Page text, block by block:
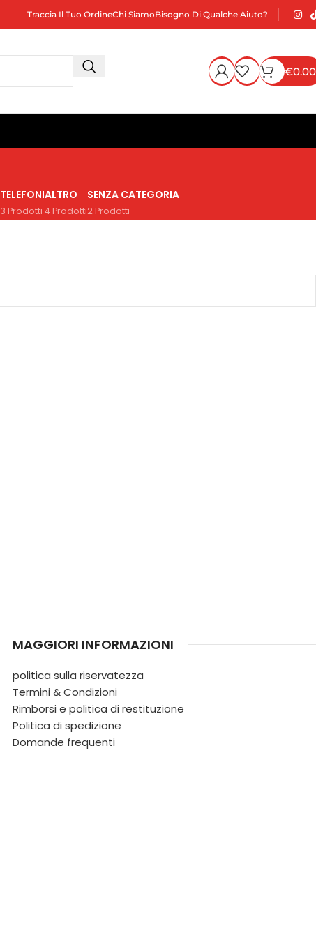
Traccia Il Tuo OrdineChi SiamoBisogno Di Qualche Aiuto?
€0.00
TELEFONI
3 Prodotti
ALTRO
4 Prodotti
SENZA CATEGORIA
2 Prodotti
MAGGIORI INFORMAZIONI
politica sulla riservatezza
Termini & Condizioni
Rimborsi e politica di restituzione
Politica di spedizione
Domande frequenti